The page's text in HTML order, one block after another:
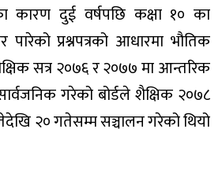
कारण दुई वर्षपछि कक्षा १० का
पारेको प्रश्नपत्रको आधारमा भौतिक
सत्र २०७६ र २०७७ मा आन्तरिक
गरेको बोर्डले शैक्षिक २०७८
२० गतेसम्म सञ्चालन गरेको थियो